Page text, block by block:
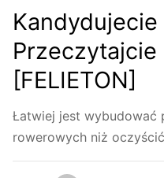
[FELIETON]
Łatwiej jest wybudować
rowerowych niż